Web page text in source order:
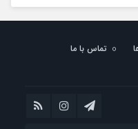
گوشی / این اشتباهات
تماس با ما